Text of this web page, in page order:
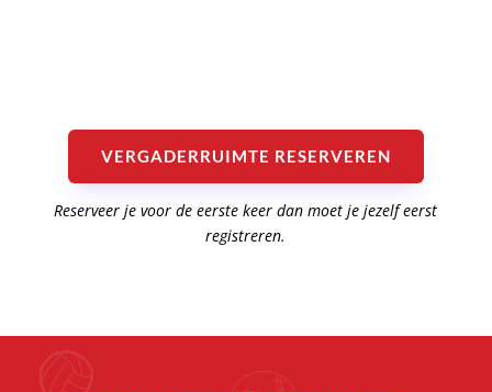
VERGADERRUIMTE RESERVEREN
Reserveer je voor de eerste keer dan moet je jezelf eerst
registreren.